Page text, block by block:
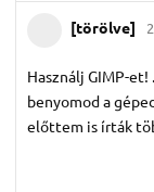
[törölve]
Használj GIMP-et!
benyomod a
előttem is írták